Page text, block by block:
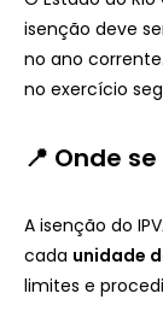
isenção deve
no ano
no exercício
📍 Onde
A isenção do
cada unidade
limites e